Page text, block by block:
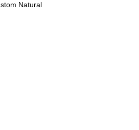
Natural